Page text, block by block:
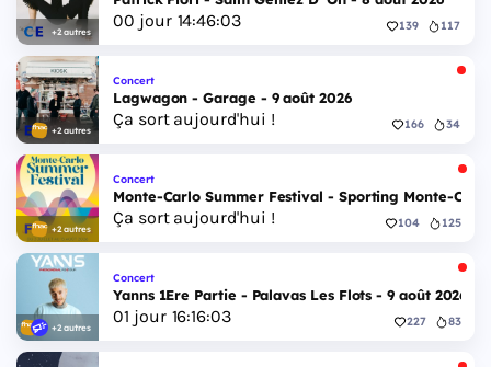
+2 autres
00 jour 14:46:02 139 117
+2 autres
Concert
Lagwagon - Garage - 9 août 2026
Ça sort aujourd'hui ! 166 34
+2 autres
Concert
Monte-Carlo Summer Festival - Sporting Monte-
Ça sort aujourd'hui ! 104 125
+2 autres
Concert
Yanns 1Ere Partie - Palavas Les Flots - 9 août 2026
01 jour 16:16:02 227 83